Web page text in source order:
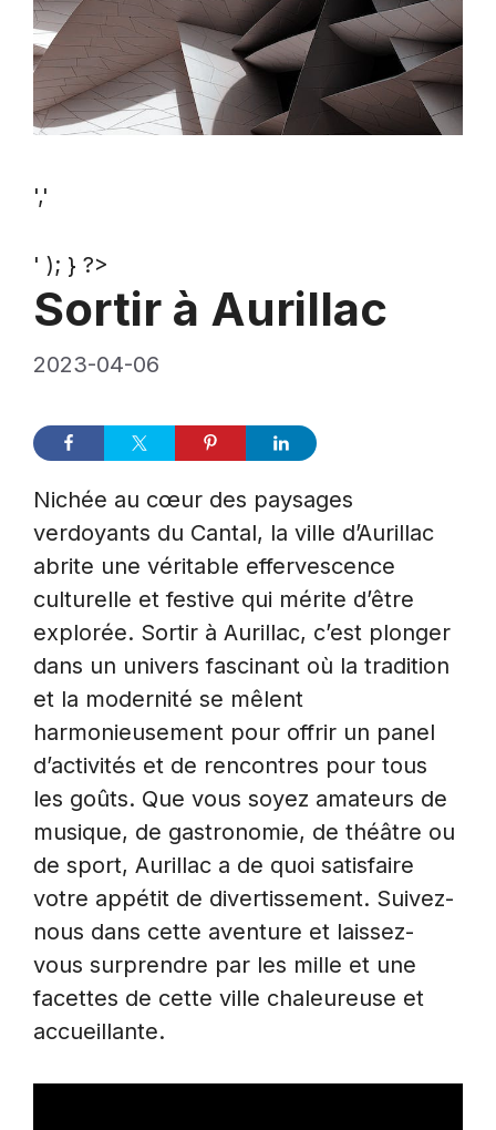
','
' ); } ?>
Sortir à Aurillac
2023-04-06
Nichée au cœur des paysages
verdoyants du Cantal, la ville d’Aurillac
abrite une véritable effervescence
culturelle et festive qui mérite d’être
explorée. Sortir à Aurillac, c’est plonger
dans un univers fascinant où la tradition
et la modernité se mêlent
harmonieusement pour offrir un panel
d’activités et de rencontres pour tous
les goûts. Que vous soyez amateurs de
musique, de gastronomie, de théâtre ou
de sport, Aurillac a de quoi satisfaire
votre appétit de divertissement. Suivez-
nous dans cette aventure et laissez-
vous surprendre par les mille et une
facettes de cette ville chaleureuse et
accueillante.